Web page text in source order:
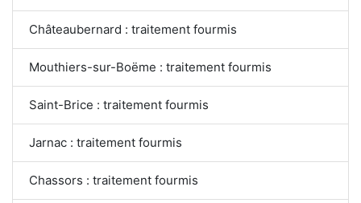
Châteaubernard : traitement fourmis
Mouthiers-sur-Boëme : traitement fourmis
Saint-Brice : traitement fourmis
Jarnac : traitement fourmis
Chassors : traitement fourmis